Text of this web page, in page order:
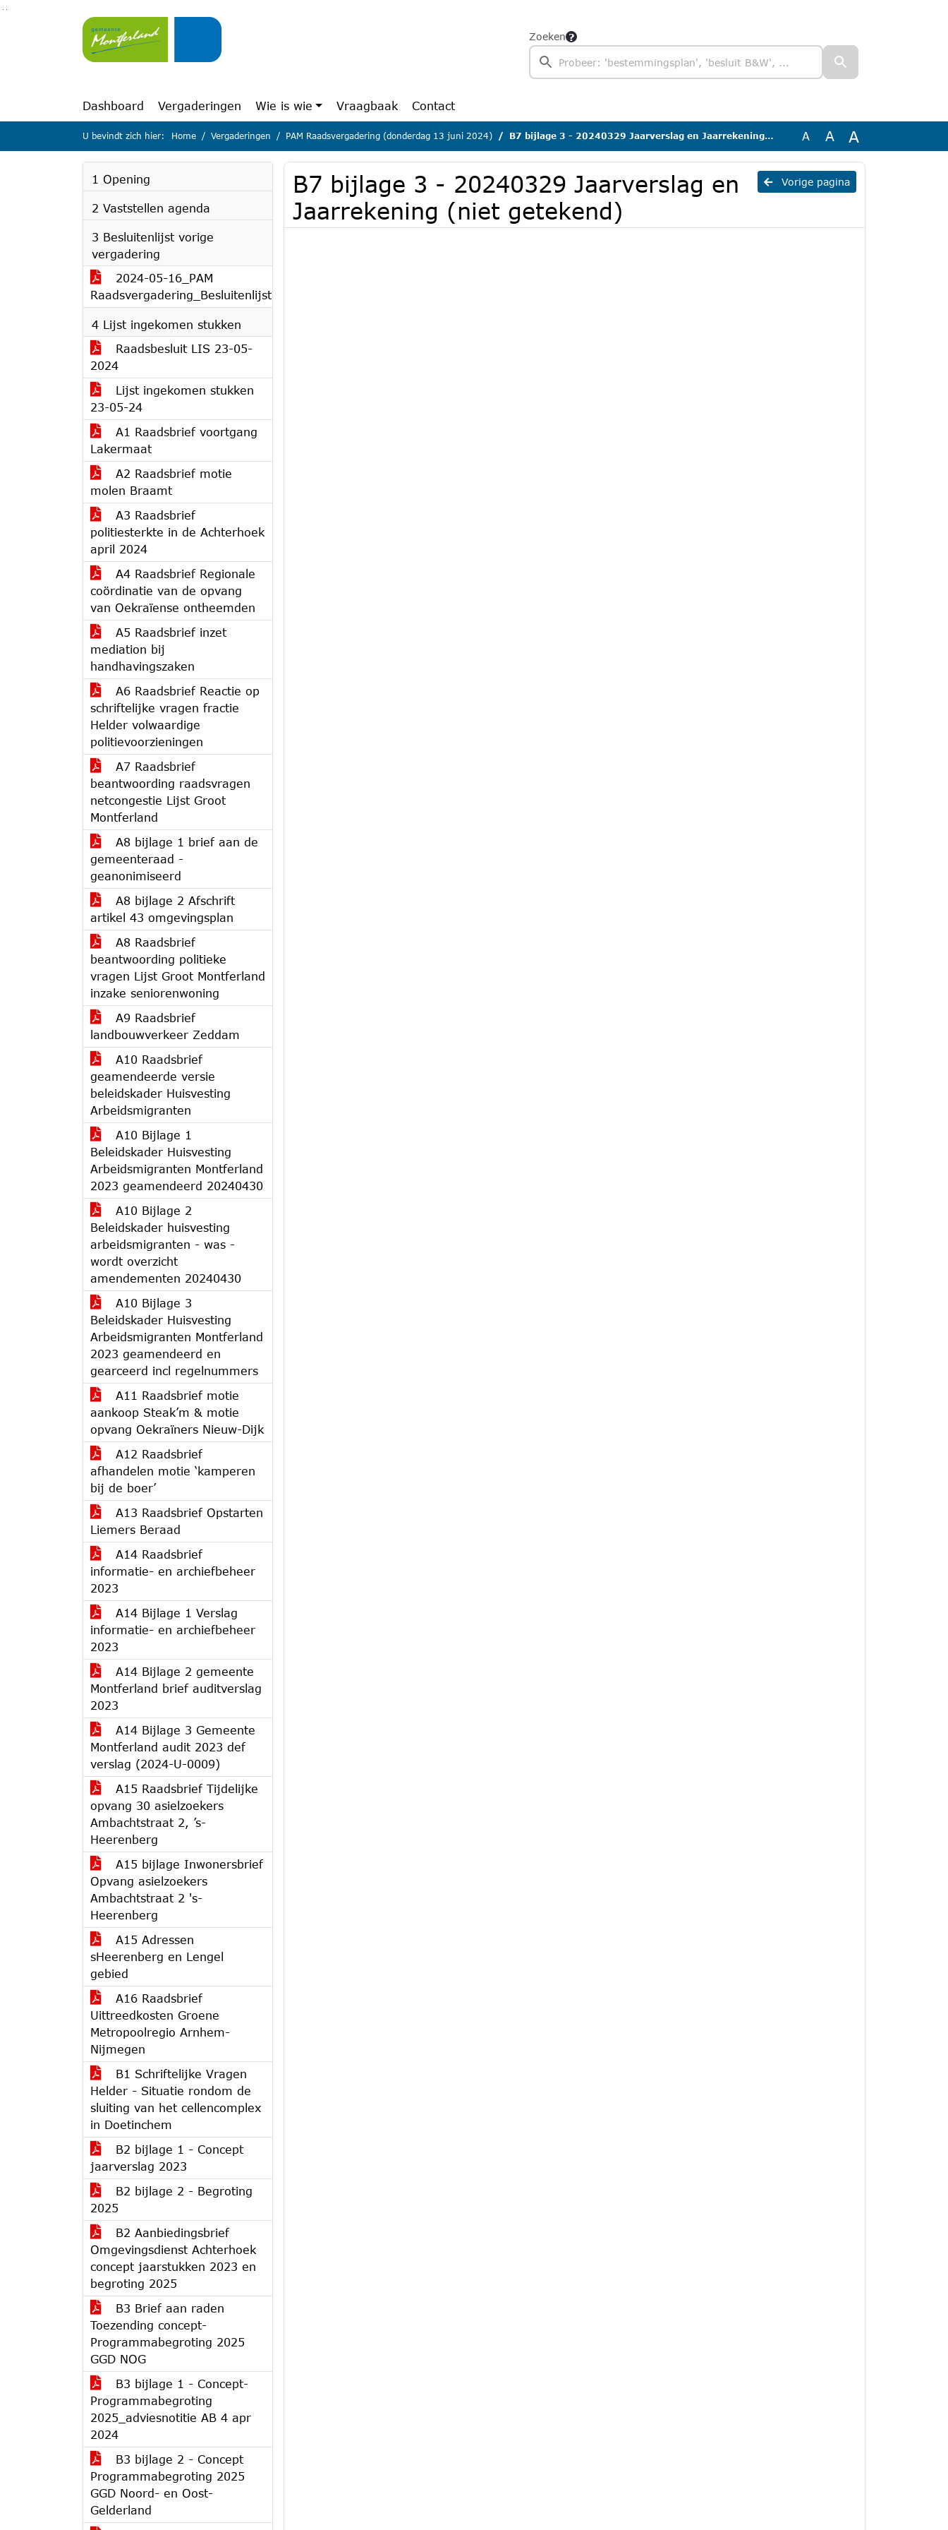
Ga naar de inhoud van deze pagina
Ga naar het zoeken
Ga naar het menu
Zoeken
Dashboard Vergaderingen Wie is wie Vraagbaak Contact
U bevindt zich hier: Home Vergaderingen PAM Raadsvergadering (donderdag 13 juni 2024) B7 bijlage 3 - 20240329 Jaarverslag en Jaarrekening (niet getekend) A A A
1 Opening
2 Vaststellen agenda
3 Besluitenlijst vorige
vergadering
2024-05-16_PAM
Raadsvergadering_Besluitenlijst
4 Lijst ingekomen stukken
Raadsbesluit LIS 23-05-
2024
Lijst ingekomen stukken
23-05-24
A1 Raadsbrief voortgang
Lakermaat
A2 Raadsbrief motie
molen Braamt
A3 Raadsbrief
politiesterkte in de Achterhoek
april 2024
A4 Raadsbrief Regionale
coördinatie van de opvang
van Oekraïense ontheemden
A5 Raadsbrief inzet
mediation bij
handhavingszaken
A6 Raadsbrief Reactie op
schriftelijke vragen fractie
Helder volwaardige
politievoorzieningen
A7 Raadsbrief
beantwoording raadsvragen
netcongestie Lijst Groot
Montferland
A8 bijlage 1 brief aan de
gemeenteraad -
geanonimiseerd
A8 bijlage 2 Afschrift
artikel 43 omgevingsplan
A8 Raadsbrief
beantwoording politieke
vragen Lijst Groot Montferland
inzake seniorenwoning
A9 Raadsbrief
landbouwverkeer Zeddam
A10 Raadsbrief
geamendeerde versie
beleidskader Huisvesting
Arbeidsmigranten
A10 Bijlage 1
Beleidskader Huisvesting
Arbeidsmigranten Montferland
2023 geamendeerd 20240430
A10 Bijlage 2
Beleidskader huisvesting
arbeidsmigranten - was -
wordt overzicht
amendementen 20240430
A10 Bijlage 3
Beleidskader Huisvesting
Arbeidsmigranten Montferland
2023 geamendeerd en
gearceerd incl regelnummers
A11 Raadsbrief motie
aankoop Steak’m & motie
opvang Oekraïners Nieuw-Dijk
A12 Raadsbrief
afhandelen motie ‘kamperen
bij de boer’
A13 Raadsbrief Opstarten
Liemers Beraad
A14 Raadsbrief
informatie- en archiefbeheer
2023
A14 Bijlage 1 Verslag
informatie- en archiefbeheer
2023
A14 Bijlage 2 gemeente
Montferland brief auditverslag
2023
A14 Bijlage 3 Gemeente
Montferland audit 2023 def
verslag (2024-U-0009)
A15 Raadsbrief Tijdelijke
opvang 30 asielzoekers
Ambachtstraat 2, ’s-
Heerenberg
A15 bijlage Inwonersbrief
Opvang asielzoekers
Ambachtstraat 2 's-
Heerenberg
A15 Adressen
sHeerenberg en Lengel
gebied
A16 Raadsbrief
Uittreedkosten Groene
Metropoolregio Arnhem-
Nijmegen
B1 Schriftelijke Vragen
Helder - Situatie rondom de
sluiting van het cellencomplex
in Doetinchem
B2 bijlage 1 - Concept
jaarverslag 2023
B2 bijlage 2 - Begroting
2025
B2 Aanbiedingsbrief
Omgevingsdienst Achterhoek
concept jaarstukken 2023 en
begroting 2025
B3 Brief aan raden
Toezending concept-
Programmabegroting 2025
GGD NOG
B3 bijlage 1 - Concept-
Programmabegroting
2025_adviesnotitie AB 4 apr
2024
B3 bijlage 2 - Concept
Programmabegroting 2025
GGD Noord- en Oost-
Gelderland
Vorige pagina
B7 bijlage 3 - 20240329 Jaarverslag en
Jaarrekening (niet getekend)